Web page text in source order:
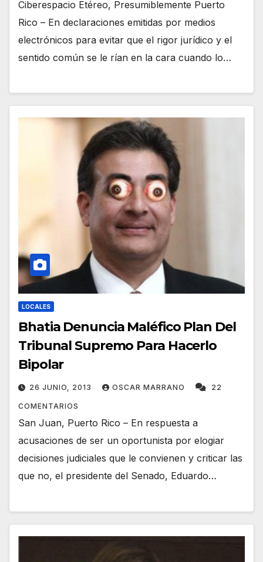
Ciberespacio Etéreo, Presumiblemente Puerto
Rico – En declaraciones emitidas por medios
electrónicos para evitar que el rigor jurídico y el
sentido común se le rían en la cara cuando lo…
LOCALES
Bhatia Denuncia Maléfico Plan Del
Tribunal Supremo Para Hacerlo
Bipolar
26 JUNIO, 2013 OSCAR MARRANO 22
COMENTARIOS
San Juan, Puerto Rico – En respuesta a
acusaciones de ser un oportunista por elogiar
decisiones judiciales que le convienen y criticar las
que no, el presidente del Senado, Eduardo…